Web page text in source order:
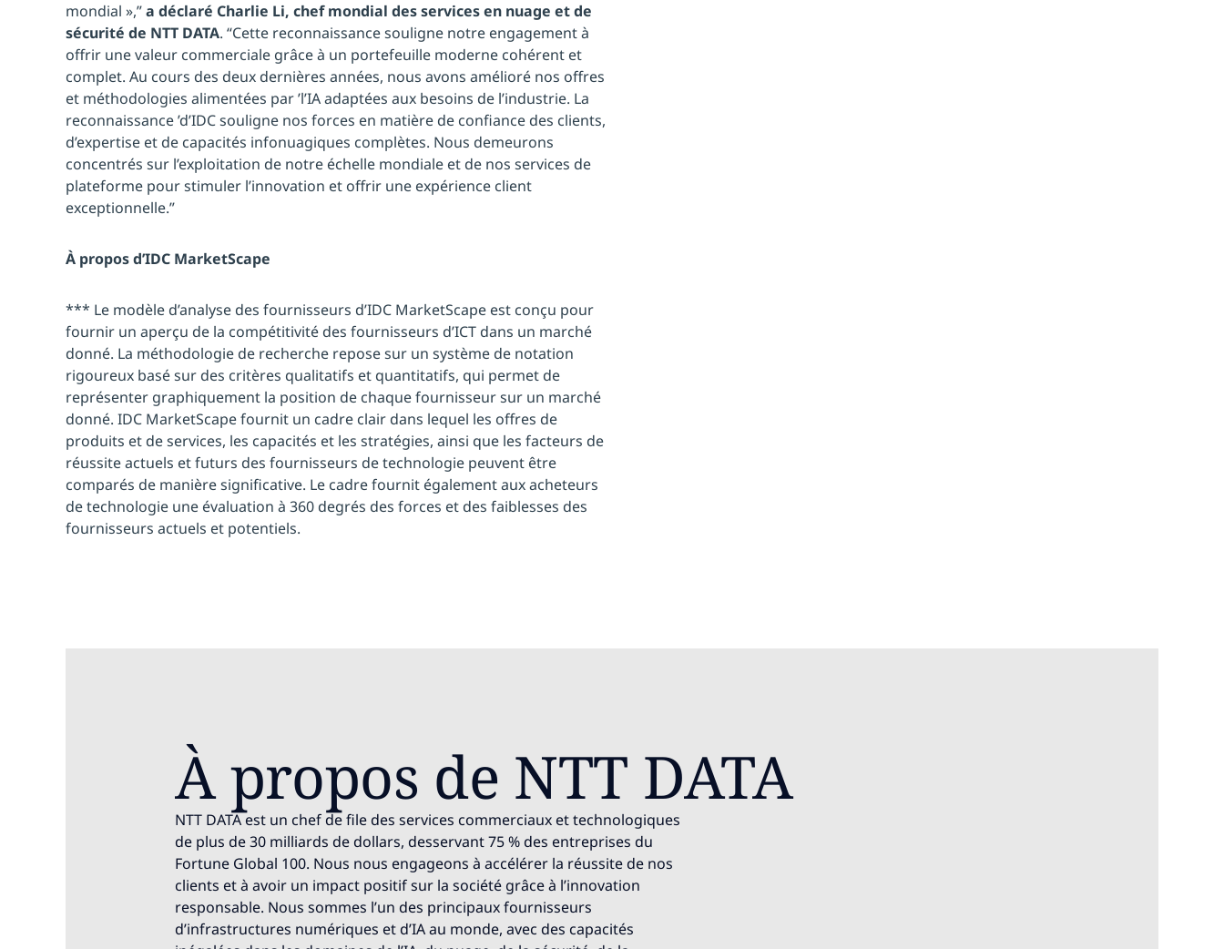
mondial »,”a déclaré Charlie Li, chef mondial des services en nuage et de
sécurité de NTT DATA. “Cette reconnaissance souligne notre engagement à
offrir une valeur commerciale grâce à un portefeuille moderne cohérent et
complet. Au cours des deux dernières années, nous avons amélioré nos offres
et méthodologies alimentées par ’l’IA adaptées aux besoins de l’industrie. La
reconnaissance ’d’IDC souligne nos forces en matière de confiance des clients,
d’expertise et de capacités infonuagiques complètes. Nous demeurons
concentrés sur l’exploitation de notre échelle mondiale et de nos services de
plateforme pour stimuler l’innovation et offrir une expérience client
exceptionnelle.”
À propos d’IDC MarketScape
*** Le modèle d’analyse des fournisseurs d’IDC MarketScape est conçu pour
fournir un aperçu de la compétitivité des fournisseurs d’ICT dans un marché
donné. La méthodologie de recherche repose sur un système de notation
rigoureux basé sur des critères qualitatifs et quantitatifs, qui permet de
représenter graphiquement la position de chaque fournisseur sur un marché
donné. IDC MarketScape fournit un cadre clair dans lequel les offres de
produits et de services, les capacités et les stratégies, ainsi que les facteurs de
réussite actuels et futurs des fournisseurs de technologie peuvent être
comparés de manière significative. Le cadre fournit également aux acheteurs
de technologie une évaluation à 360 degrés des forces et des faiblesses des
fournisseurs actuels et potentiels.
À propos de NTT DATA
NTT DATA est un chef de file des services commerciaux et technologiques
de plus de 30 milliards de dollars, desservant 75 % des entreprises du
Fortune Global 100. Nous nous engageons à accélérer la réussite de nos
clients et à avoir un impact positif sur la société grâce à l’innovation
responsable. Nous sommes l’un des principaux fournisseurs
d’infrastructures numériques et d’IA au monde, avec des capacités